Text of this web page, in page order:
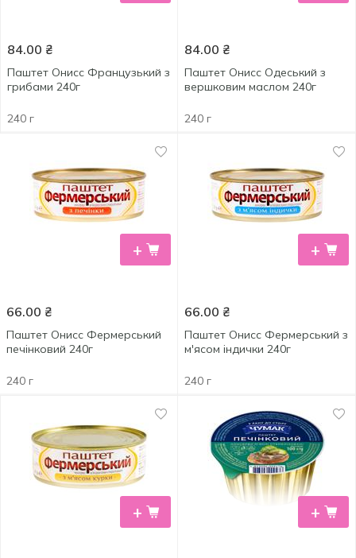
84.00 ₴
Паштет Онисс Французький з
грибами 240г
240 г
84.00 ₴
Паштет Онисс Одеський з
вершковим маслом 240г
240 г
+
66.00 ₴
Паштет Онисс Фермерський
печінковий 240г
240 г
+
66.00 ₴
Паштет Онисс Фермерський з
м'ясом індички 240г
240 г
+ +